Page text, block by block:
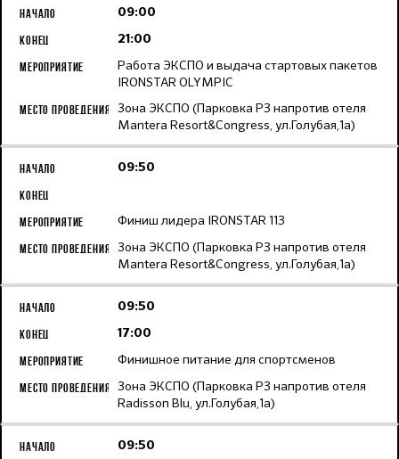
09:00
21:00
Работа ЭКСПО и выдача стартовых пакетов
IRONSTAR OLYMPIC
Зона ЭКСПО (Парковка Р3 напротив отеля
Mantera Resort&Congress, ул.Голубая,1а)
09:50
Финиш лидера IRONSTAR 113
Зона ЭКСПО (Парковка Р3 напротив отеля
Mantera Resort&Congress, ул.Голубая,1а)
09:50
17:00
Финишное питание для спортсменов
Зона ЭКСПО (Парковка Р3 напротив отеля
Radisson Blu, ул.Голубая,1а)
09:50